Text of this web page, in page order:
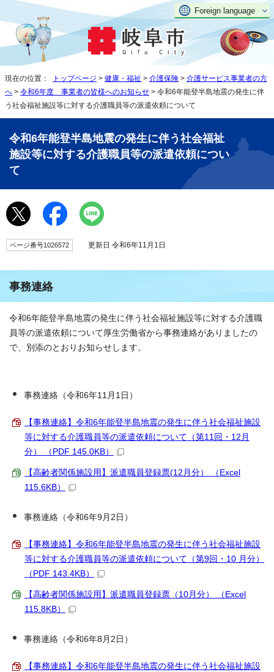
Foreign language
現在の位置： トップページ > 健康・福祉 > 介護保険 > 介護サービス事業者の方
へ > 令和6年度 事業者の皆様へのお知らせ > 令和6年能登半島地震の発生に伴
う社会福祉施設等に対する介護職員等の派遣依頼について
令和6年能登半島地震の発生に伴う社会福祉
施設等に対する介護職員等の派遣依頼につい
て
ページ番号1026572 更新日 令和6年11月1日
事務連絡
令和6年能登半島地震の発生に伴う社会福祉施設等に対する介護職
員等の派遣依頼について厚生労働省から事務連絡がありましたの
で、別添のとおりお知らせします。
事務連絡（令和6年11月1日）
【事務連絡】令和6年能登半島地震の発生に伴う社会福祉施設
等に対する介護職員等の派遣依頼について（第11回・12月
分） （PDF 145.0KB）
【高齢者関係施設用】派遣職員登録票(12月分） （Excel
115.6KB）
事務連絡（令和6年9月2日）
【事務連絡】令和6年能登半島地震の発生に伴う社会福祉施設
等に対する介護職員等の派遣依頼について（第9回・10 月分）
（PDF 143.4KB）
【高齢者関係施設用】派遣職員登録票（10月分） （Excel
115.8KB）
事務連絡（令和6年8月2日）
【事務連絡】令和6年能登半島地震の発生に伴う社会福祉施設